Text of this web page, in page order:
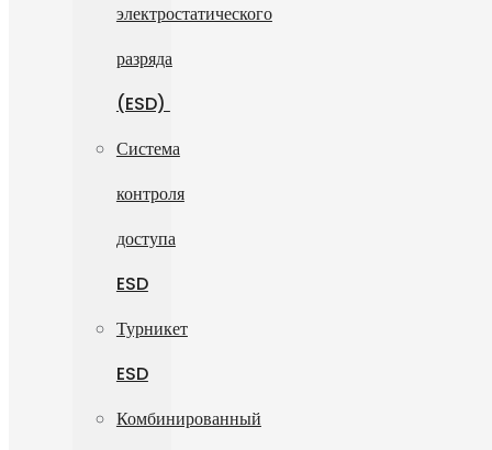
электростатического
разряда
(ESD)
Система
контроля
доступа
ESD
Турникет
ESD
Комбинированный